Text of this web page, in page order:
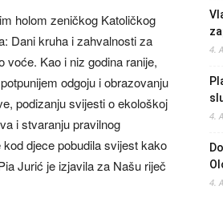
holom zeničkog Katoličkog
Dani kruha i zahvalnosti za
voće. Kao i niz godina ranije,
odgoju i obrazovanju
podizanju svijesti o ekološkoj
i stvaranju pravilnog
djece pobudila svijest kako
Jurić je izjavila za Našu riječ
4.
4.
4.